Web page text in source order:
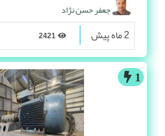
جعفر حسن نژاد
2 ماه پیش
1